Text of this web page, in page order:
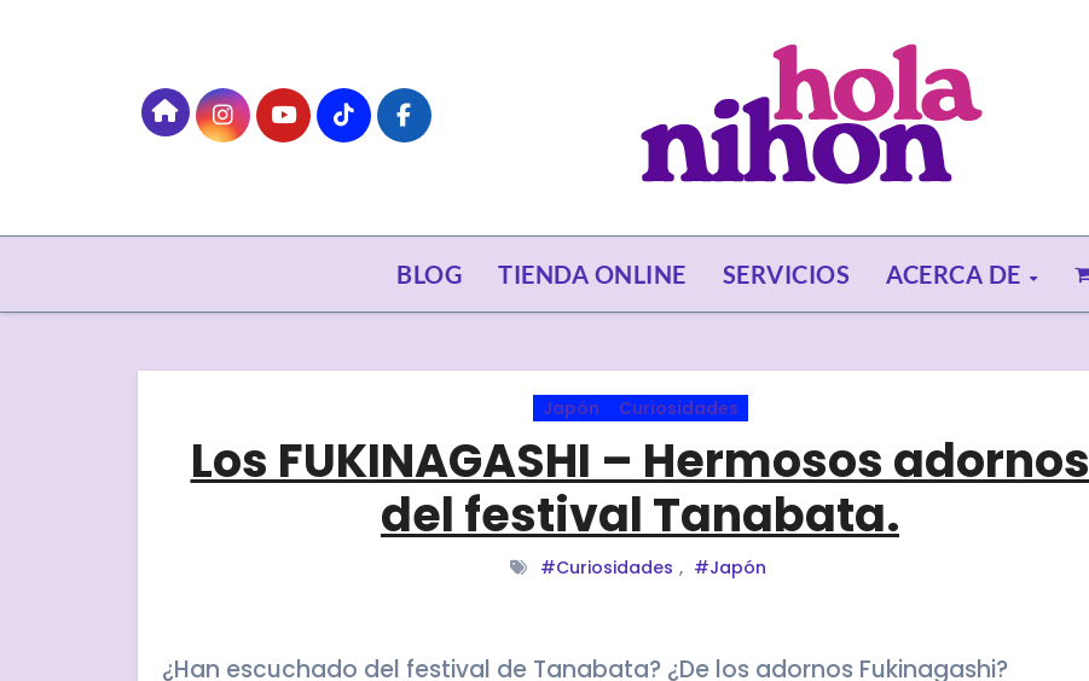
BLOG TIENDA ONLINE SERVICIOS ACERCA DE
Japón Curiosidades
Los FUKINAGASHI – Hermosos adornos
del festival Tanabata.
#Curiosidades , #Japón
¿Han escuchado del festival de Tanabata? ¿De los adornos Fukinagashi?